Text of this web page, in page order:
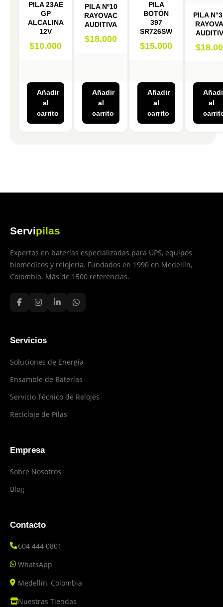
PILA 23AE
GP
ALCALINA
12V
$10.000
Añadir
al
carrito
PILA Nº10
RAYOVAC
AUDITIVA
$18.000
Añadir
al
carrito
PILA
BOTÓN
397
SR726SW
$15.000
Añadir
al
carrito
PILA
$
al
Servipilas
Expertos en baterías especializadas para UPS, equipos
biomédicos y relojería. Fundados en 1990 en Medellín,
Colombia. Más de 1500 referencias.
Servicios
Soluciones de Energía
Ensamble de Baterías
Servicio Técnico de Relojes
Reciclaje de Pilas
Empresa
Sobre Nosotros
Blog
Contacto
604 444 0801
WhatsApp
Medellín, Colombia
Nuestras Tiendas